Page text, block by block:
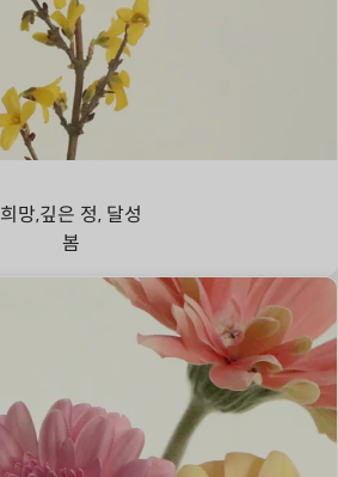
희망,깊은 정, 달성
봄